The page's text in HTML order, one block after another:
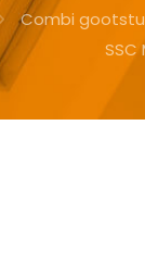
Combi
SSC